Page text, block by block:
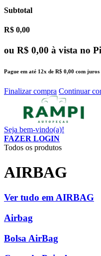
Subtotal
R$ 0,00
ou R$ 0,00 à vista no
Pague em até 12x de R$ 0,00 com juros
Finalizar compra Continuar
Seja bem-vindo(a)!
FAZER LOGIN
Todos os produtos
AIRBAG
Ver tudo em AIRBAG
Airbag
Bolsa AirBag